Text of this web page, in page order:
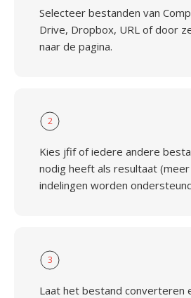
Selecteer bestanden van
Drive, Dropbox, URL of door
naar de pagina.
2
Kies jfif of iedere andere
nodig heeft als resultaat
indelingen worden
3
Laat het bestand converteren